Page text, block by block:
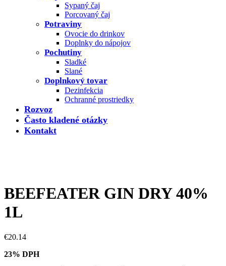
Sypaný čaj
Porcovaný čaj
Potraviny
Ovocie do drinkov
Doplnky do nápojov
Pochutiny
Sladké
Slané
Doplnkový tovar
Dezinfekcia
Ochranné prostriedky
Rozvoz
Často kladené otázky
Kontakt
BEEFEATER GIN DRY 40%
1L
€20.14
23% DPH